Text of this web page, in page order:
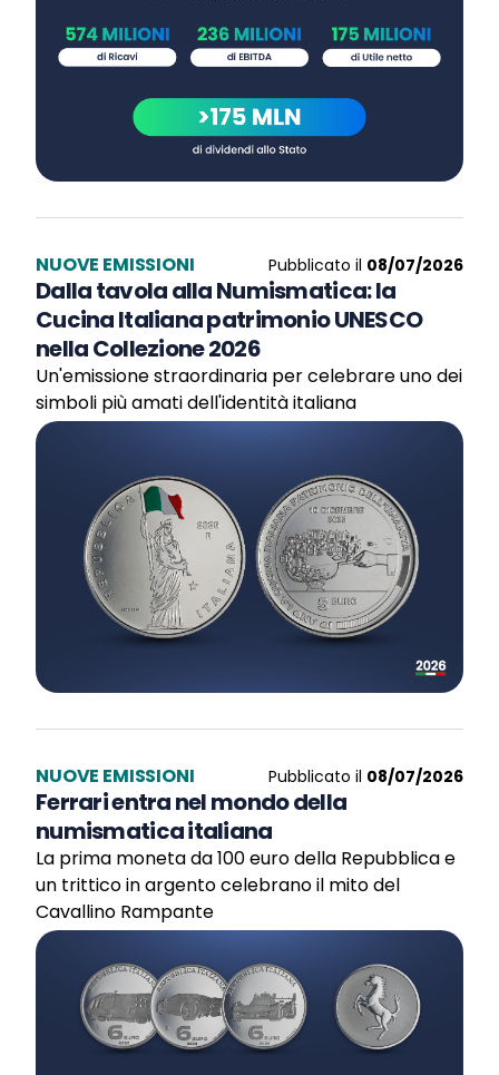
NUOVE EMISSIONI Pubblicato il 08/07/2026
Dalla tavola alla Numismatica: la
Cucina Italiana patrimonio UNESCO
nella Collezione 2026
Un'emissione straordinaria per celebrare uno dei
simboli più amati dell'identità italiana
NUOVE EMISSIONI Pubblicato il 08/07/2026
Ferrari entra nel mondo della
numismatica italiana
La prima moneta da 100 euro della Repubblica e
un trittico in argento celebrano il mito del
Cavallino Rampante